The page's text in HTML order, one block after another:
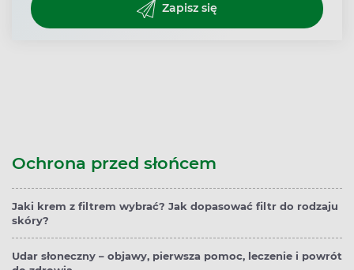
Zapisz się
Ochrona przed słońcem
Jaki krem z filtrem wybrać? Jak dopasować filtr do rodzaju
skóry?
Udar słoneczny – objawy, pierwsza pomoc, leczenie i powrót